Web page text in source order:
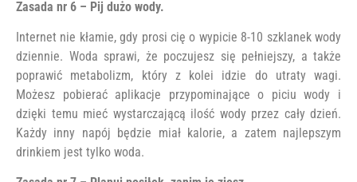
Zasada nr 6 – Pij dużo wody.
Internet nie kłamie, gdy prosi cię o wypicie 8-10 szklanek wody
dziennie. Woda sprawi, że poczujesz się pełniejszy, a także
poprawić metabolizm, który z kolei idzie do utraty wagi.
Możesz pobierać aplikacje przypominające o piciu wody i
dzięki temu mieć wystarczającą ilość wody przez cały dzień.
Każdy inny napój będzie miał kalorie, a zatem najlepszym
drinkiem jest tylko woda.